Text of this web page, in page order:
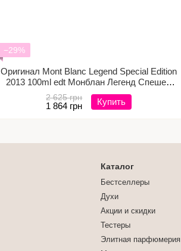
−29%
Оригинал Mont Blanc Legend Special Edition
2013 100ml edt Монблан Легенд Спешел
Эдишн
2 625 грн
1 864 грн Купить
Каталог
Бестселлеры
Духи
Акции и скидки
Тестеры
Элитная парфюмерия